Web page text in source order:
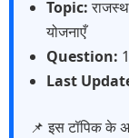
Topic:
योजनाएँ
Question:
Last
📌 इस टॉपिक के